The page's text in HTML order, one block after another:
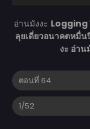
อ่านมังงะ Logging
ลุยเดี่ยวอนาคตหมื่
งะ อ่า